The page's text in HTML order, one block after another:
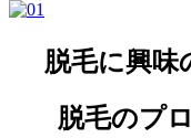
脱毛に興味
脱毛のプ